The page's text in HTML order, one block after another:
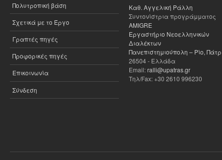
Πολυτροπική βάση
Σχετικά με το Έργο
Γραπτές πηγές
Προφορικές πηγές
Επικοινωνία
Σύνδεση
Καθ. Αγγελική Ράλλη
Συντονίστρια προγράμματος
AMIGRE
Εργαστήριο Νεοελληνικών
Διαλέκτων
Πανεπιστημιούπολη – Ρίο,
26504 - Ελλάδα
Email:ralli@upatras.gr
Τηλ/Fax: +30 2610 996230